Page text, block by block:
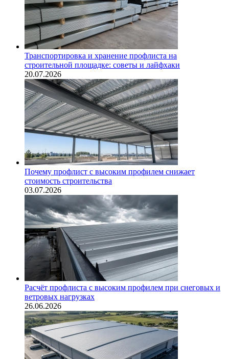
Транспортировка и хранение профлиста на
строительной площадке: советы и лайфхаки
20.07.2026
Почему профлист с высоким профилем снижает
стоимость строительства
03.07.2026
Расчёт профлиста с высоким профилем при снеговых и
ветровых нагрузках
26.06.2026